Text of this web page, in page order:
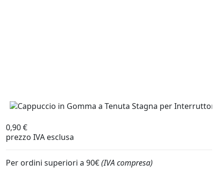
0,90 €
prezzo IVA esclusa
Per ordini superiori a 90€(IVA compresa)